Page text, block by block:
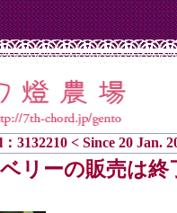
3132210 < Since 20 Jan.
リーの販売は終